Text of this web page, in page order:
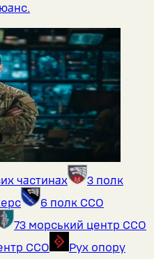
частинах
3 полк
6 полк ССО
73 морський центр ССО
ССО
Рух опору